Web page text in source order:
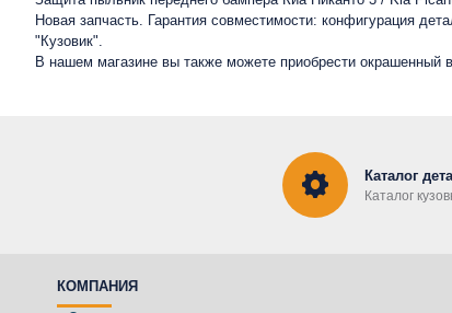
Новая запчасть. Гарантия совместимости: конфигурация
"Кузовик".
В нашем магазине вы также можете приобрести окрашенный
Каталог
Каталог
КОМПАНИЯ